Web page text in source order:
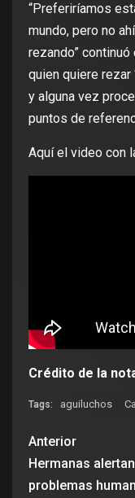
“Preferiríamos
mundo, pero no
rezando”
quien quiere
y alguna vez
puntos de
Aquí el video con
Crédito de la
Tags: aguiluchos
Anterior
Hermanas
problemas